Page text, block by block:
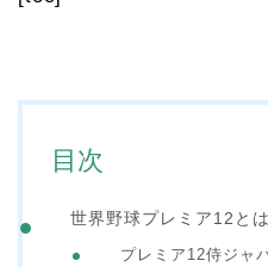
目次
世界野球プレミア12とは
プレミア12侍ジャ